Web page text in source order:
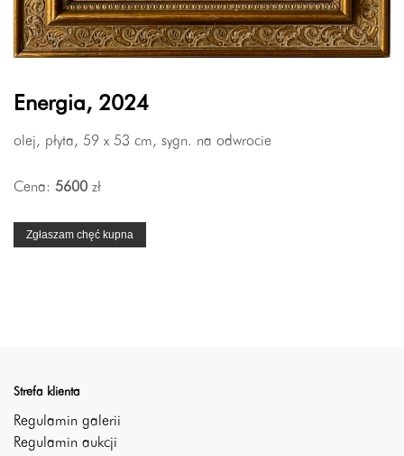
Energia, 2024
olej, płyta, 59 x 53 cm, sygn. na odwrocie
Cena: 5600 zł
Zgłaszam chęć kupna
Strefa klienta
Regulamin galerii
Regulamin aukcji